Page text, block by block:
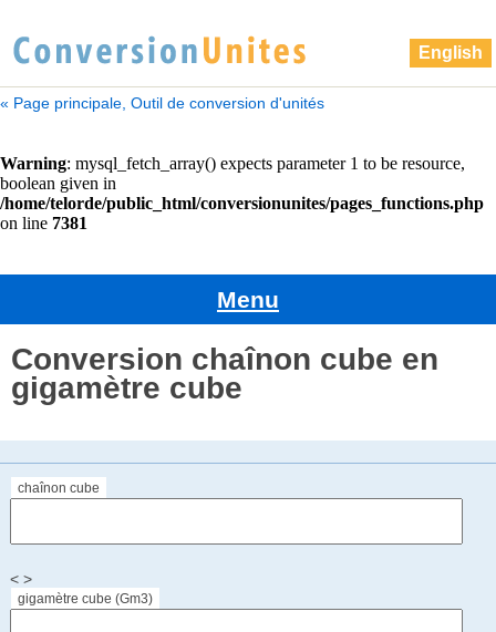
English
« Page principale, Outil de conversion d'unités
Menu
Conversion chaînon cube en
gigamètre cube
chaînon cube
< >
gigamètre cube (Gm3)